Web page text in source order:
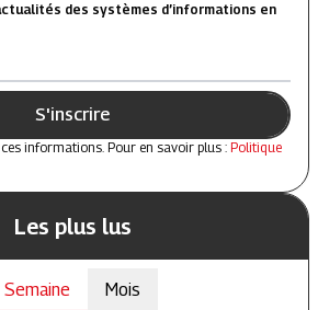
des systèmes d’informations en
S'inscrire
informations. Pour en savoir plus : Politique
Les plus lus
Semaine Mois